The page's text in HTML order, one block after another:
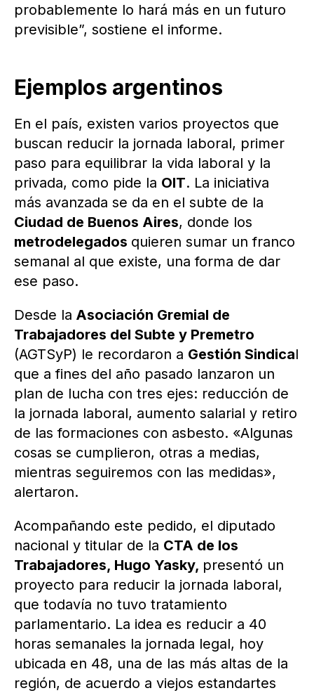
probablemente lo hará más en un futuro
previsible”, sostiene el informe.
Ejemplos argentinos
En el país, existen varios proyectos que
buscan reducir la jornada laboral, primer
paso para equilibrar la vida laboral y la
privada, como pide la OIT. La iniciativa
más avanzada se da en el subte de la
Ciudad de Buenos Aires, donde los
metrodelegados quieren sumar un franco
semanal al que existe, una forma de dar
ese paso.
Desde la Asociación Gremial de
Trabajadores del Subte y Premetro
(AGTSyP) le recordaron a Gestión Sindical
que a fines del año pasado lanzaron un
plan de lucha con tres ejes: reducción de
la jornada laboral, aumento salarial y retiro
de las formaciones con asbesto. «Algunas
cosas se cumplieron, otras a medias,
mientras seguiremos con las medidas»,
alertaron.
Acompañando este pedido, el diputado
nacional y titular de la CTA de los
Trabajadores, Hugo Yasky, presentó un
proyecto para reducir la jornada laboral,
que todavía no tuvo tratamiento
parlamentario. La idea es reducir a 40
horas semanales la jornada legal, hoy
ubicada en 48, una de las más altas de la
región, de acuerdo a viejos estandartes